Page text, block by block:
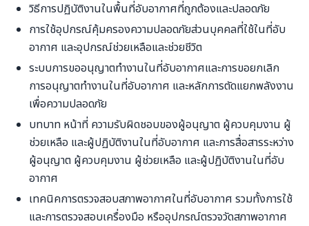
วิธีการปฏิบัติงานในพื้นที่อับอากาศที่ถูกต้องและปลอดภัย
การใช้อุปกรณ์คุ้มครองความปลอดภัยส่วนบุคคลที่ใช้ในที่อับ
อากาศ และอุปกรณ์ช่วยเหลือและช่วยชีวิต
ระบบการขออนุญาตทำงานในที่อับอากาศและการขอยกเลิก
การอนุญาตทำงานในที่อับอากาศ และหลักการตัดแยกพลังงาน
เพื่อความปลอดภัย
บทบาท หน้าที่ ความรับผิดชอบของผู้อนุญาต ผู้ควบคุมงาน ผู้
ช่วยเหลือ และผู้ปฏิบัติงานในที่อับอากาศ และการสื่อสารระหว่าง
ผู้อนุญาต ผู้ควบคุมงาน ผู้ช่วยเหลือ และผู้ปฏิบัติงานในที่อับ
อากาศ
เทคนิคการตรวจสอบสภาพอากาศในที่อับอากาศ รวมทั้งการใช้
และการตรวจสอบเครื่องมือ หรืออุปกรณ์ตรวจวัดสภาพอากาศ